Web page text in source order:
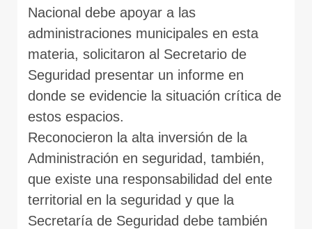
Nacional debe apoyar a las
administraciones municipales en esta
materia, solicitaron al Secretario de
Seguridad presentar un informe en
donde se evidencie la situación crítica de
estos espacios.
Reconocieron la alta inversión de la
Administración en seguridad, también,
que existe una responsabilidad del ente
territorial en la seguridad y que la
Secretaría de Seguridad debe también